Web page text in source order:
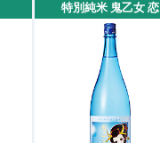
特別純米 鬼乙女 恋